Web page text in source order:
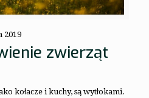
2019
zwierząt
kołacze i kuchy, są wytłokami.